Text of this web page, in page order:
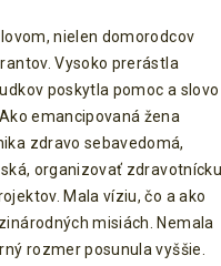
nielen domorodcov
Vysoko prerástla
poskytla pomoc a slovo
emancipovaná žena
zdravo sebavedomá,
organizovať zdravotnícku
Mala víziu, čo a ako
misiách. Nemala
rozmer posunula vyššie.